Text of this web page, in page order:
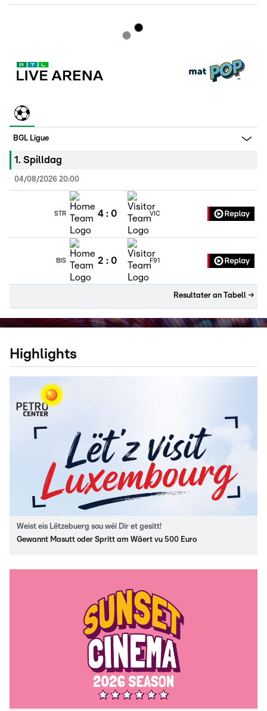
BGL Ligue
1. Spilldag
04/08/2026 20:00
STR 4 : 0 VIC
BIS 2 : 0 F91
Resultater an Tabell →
Highlights
Weist eis Lëtzebuerg sou wéi Dir et gesitt!
Gewannt Masutt oder Spritt am Wäert vu 500 Euro